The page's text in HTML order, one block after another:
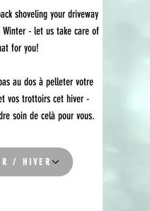
shoveling your driveway
- let us take care of
for you!
au dos à pelleter votre
vos trottoirs cet hiver -
soin de celà pour vous.
/ HIVER